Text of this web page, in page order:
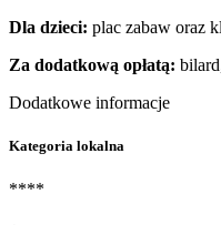
Dla dzieci: plac zabaw oraz
Za dodatkową opłatą:
Dodatkowe informacje
Kategoria lokalna
****